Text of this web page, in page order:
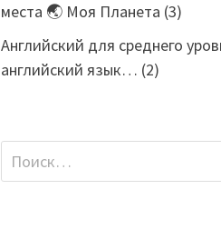
места 🌏 Моя Планета (3)
Английский для среднего
английский язык… (2)
Найти: